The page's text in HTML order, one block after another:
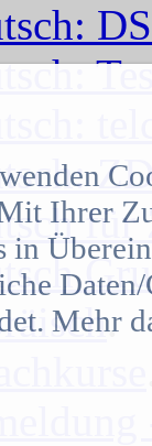
telc
für
.
Ihrer
in
Mehr